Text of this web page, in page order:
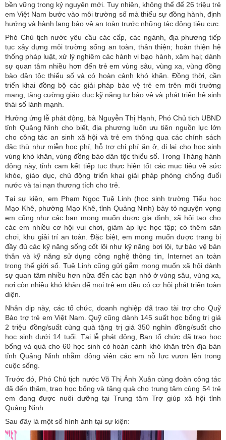
bền vững trong kỷ nguyên mới. Tuy nhiên, không thể để 26 triệu trẻ
em Việt Nam bước vào môi trường số mà thiếu sự đồng hành, định
hướng và hành lang bảo vệ an toàn trước những tác động tiêu cực.
Phó Chủ tịch nước yêu cầu các cấp, các ngành, địa phương tiếp
tục xây dựng môi trường sống an toàn, thân thiện; hoàn thiện hệ
thống pháp luật, xử lý nghiêm các hành vi bạo hành, xâm hại; dành
sự quan tâm nhiều hơn đến trẻ em vùng sâu, vùng xa, vùng đồng
bào dân tộc thiểu số và có hoàn cảnh khó khăn. Đồng thời, cần
triển khai đồng bộ các giải pháp bảo vệ trẻ em trên môi trường
mạng, tăng cường giáo dục kỹ năng tự bảo vệ và phát triển hệ sinh
thái số lành mạnh.
Hưởng ứng lễ phát động, bà Nguyễn Thị Hạnh, Phó Chủ tịch UBND
tỉnh Quảng Ninh cho biết, địa phương luôn ưu tiên nguồn lực lớn
cho công tác an sinh xã hội và trẻ em thông qua các chính sách
đặc thù như miễn học phí, hỗ trợ chi phí ăn ở, đi lại cho học sinh
vùng khó khăn, vùng đồng bào dân tộc thiểu số. Trong Tháng hành
động này, tỉnh cam kết tiếp tục thực hiện tốt các mục tiêu về sức
khỏe, giáo dục, chủ động triển khai giải pháp phòng chống đuối
nước và tai nạn thương tích cho trẻ.
Tại sự kiện, em Phạm Ngọc Tuệ Linh (học sinh trường Tiểu học
Mạo Khê, phường Mạo Khê, tỉnh Quảng Ninh) bày tỏ nguyện vọng
em cũng như các bạn mong muốn được gia đình, xã hội tạo cho
các em nhiều cơ hội vui chơi, giảm áp lực học tập; có thêm sân
chơi, khu giải trí an toàn. Đặc biệt, em mong muốn được trang bị
đầy đủ các kỹ năng sống cốt lõi như kỹ năng bơi lội, tự bảo vệ bản
thân và kỹ năng sử dụng công nghệ thông tin, Internet an toàn
trong thế giới số. Tuệ Linh cũng gửi gắm mong muốn xã hội dành
sự quan tâm nhiều hơn nữa đến các bạn nhỏ ở vùng sâu, vùng xa,
nơi còn nhiều khó khăn để mọi trẻ em đều có cơ hội phát triển toàn
diện.
Nhân dịp này, các tổ chức, doanh nghiệp đã trao tài trợ cho Quỹ
Bảo trợ trẻ em Việt Nam. Quỹ cũng dành 145 suất học bổng trị giá
2 triệu đồng/suất cùng quà tặng trị giá 350 nghìn đồng/suất cho
học sinh dưới 14 tuổi. Tại lễ phát động, Ban tổ chức đã trao học
bổng và quà cho 60 học sinh có hoàn cảnh khó khăn trên địa bàn
tỉnh Quảng Ninh nhằm động viên các em nỗ lực vươn lên trong
cuộc sống.
Trước đó, Phó Chủ tịch nước Võ Thị Ánh Xuân cùng đoàn công tác
đã đến thăm, trao học bổng và tặng quà cho trung tâm cùng 54 trẻ
em đang được nuôi dưỡng tại Trung tâm Trợ giúp xã hội tỉnh
Quảng Ninh.
Sau đây là một số hình ảnh tại sự kiện: